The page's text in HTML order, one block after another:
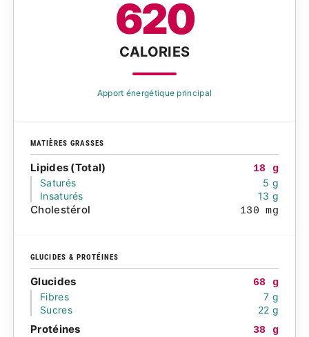
620
CALORIES
Apport énergétique principal
MATIÈRES GRASSES
Lipides (Total)
18 g
Saturés
5 g
Insaturés
13 g
Cholestérol 130 mg
GLUCIDES & PROTÉINES
Glucides
68 g
Fibres
7 g
Sucres
22 g
Protéines 38 g